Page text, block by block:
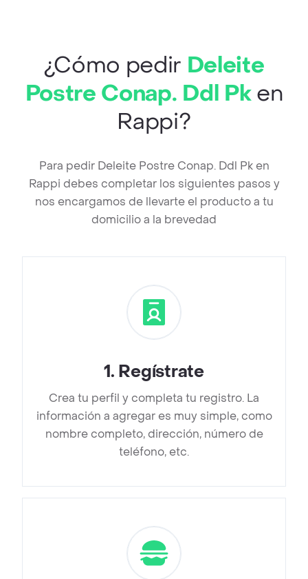
¿Cómo pedir Deleite
Postre Conap. Ddl Pken
Rappi?
Para pedir Deleite Postre Conap. Ddl Pk en
Rappi debes completar los siguientes pasos y
nos encargamos de llevarte el producto a tu
domicilio a la brevedad
1. Regístrate
Crea tu perfil y completa tu registro. La
información a agregar es muy simple, como
nombre completo, dirección, número de
teléfono, etc.